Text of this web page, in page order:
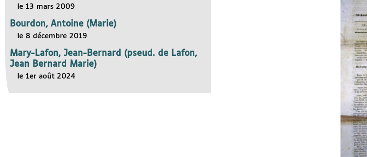
le 13 mars 2009
Bourdon, Antoine (Marie)
le 8 décembre 2019
Mary-Lafon, Jean-Bernard (pseud. de Lafon,
Jean Bernard Marie)
le 1er août 2024